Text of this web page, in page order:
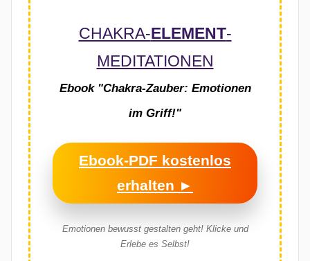
CHAKRA-ELEMENT-
MEDITATIONEN
Ebook "Chakra-Zauber: Emotionen
im Griff!"
Ebook-PDF kostenlos
erhalten ►
Emotionen bewusst gestalten geht! Klicke und
Erlebe es Selbst!